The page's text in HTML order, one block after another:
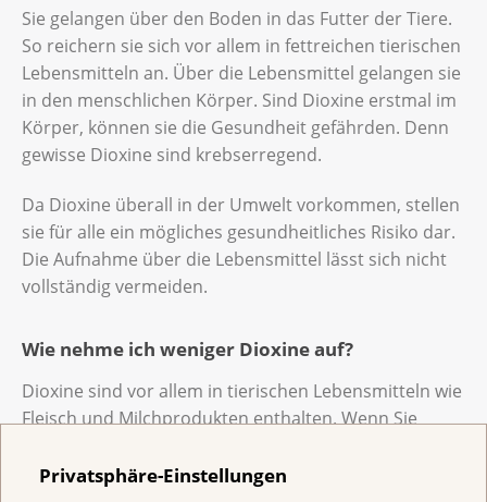
Privatsphäre-Einstellungen
Sie gelangen über den Boden in das Futter der Tiere.
So reichern sie sich vor allem in fettreichen tierischen
Lebensmitteln an. Über die Lebensmittel gelangen sie
in den menschlichen Körper. Sind Dioxine erstmal im
Körper, können sie die Gesundheit gefährden. Denn
gewisse Dioxine sind krebserregend.
Da Dioxine überall in der Umwelt vorkommen, stellen
sie für alle ein mögliches gesundheitliches Risiko dar.
Die Aufnahme über die Lebensmittel lässt sich nicht
vollständig vermeiden.
Wie nehme ich weniger Dioxine auf?
Dioxine sind vor allem in tierischen Lebensmitteln wie
Fleisch und Milchprodukten enthalten. Wenn Sie
sich, weniger fettreiche tierische Nahrungsmittel zu